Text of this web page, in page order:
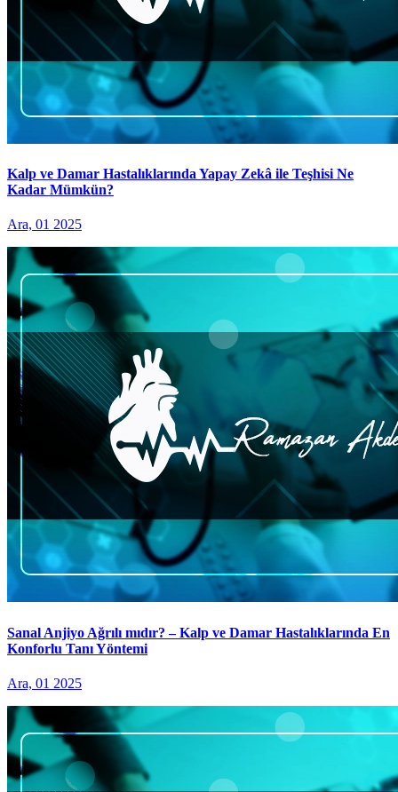
Kalp ve Damar Hastalıklarında Yapay Zekâ ile Teşhisi Ne
Kadar Mümkün?
Ara, 01 2025
Sanal Anjiyo Ağrılı mıdır? – Kalp ve Damar Hastalıklarında En
Konforlu Tanı Yöntemi
Ara, 01 2025